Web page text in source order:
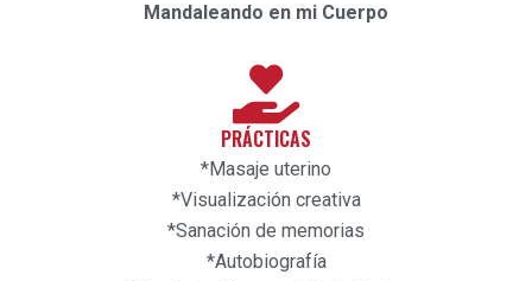
Mandaleando en mi Cuerpo
PRÁCTICAS
*Masaje uterino
*Visualización creativa
*Sanación de memorias
*Autobiografía